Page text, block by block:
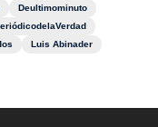
Deultimominuto
Luis Abinader